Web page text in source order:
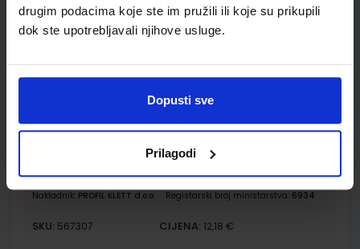
drugim podacima koje ste im pružili ili koje su prikupili
dok ste upotrebljavali njihove usluge.
Dopusti sve
Prilagodi
SKU: CIJENA:
Autor(i):Gambiraža Knez Hajdarović Kujundžić Labor
Nakladnik: PROFIL KLETT d.o.o. Registarski broj ministarstva: 6934
SKU: 567307 CIJENA: 12,18 €